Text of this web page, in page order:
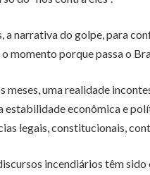
narrativa do golpe, para
porque passa o
meses, uma realidade
econômica e
legais, constitucionais,
incendiários têm